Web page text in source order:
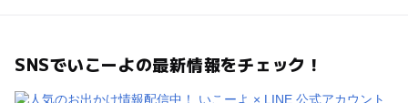
SNSでいこーよの最新情報をチェック！